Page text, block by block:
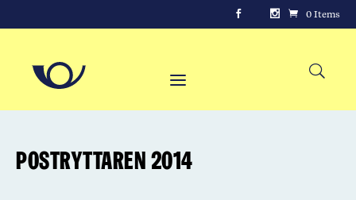
0 Items
Postryttaren 2014